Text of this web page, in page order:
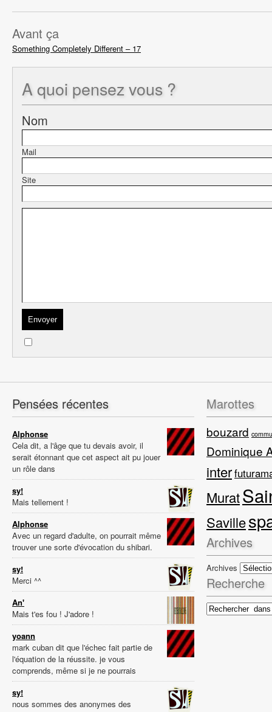
Avant ça
Something Completely Different – 17
A quoi pensez vous ?
Nom
Mail
Site
Pensées récentes
Alphonse
Cela dit, a l'âge que tu devais avoir, il
serait étonnant que cet aspect ait pu jouer
un rôle dans
sy!
Mais tellement !
Alphonse
Avec un regard d'adulte, on pourrait même
trouver une sorte d'évocation du shibari.
sy!
Merci ^^
An'
Mais t'es fou ! J'adore !
yoann
mark cuban dit que l'échec fait partie de
l'équation de la réussite. je vous
comprends, même si je ne pourrais
sy!
nous sommes des anonymes des
Marottes
bouzard
Dominique
inter
Murat
Saville
Archives
Archives
Recherche